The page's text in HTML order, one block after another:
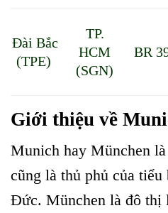
Đài Bắc
(TPE)
TP.
HCM
(SGN)
BR
Giới thiệu về
Munich hay München
cũng là thủ phủ của
Đức. München là đô thị